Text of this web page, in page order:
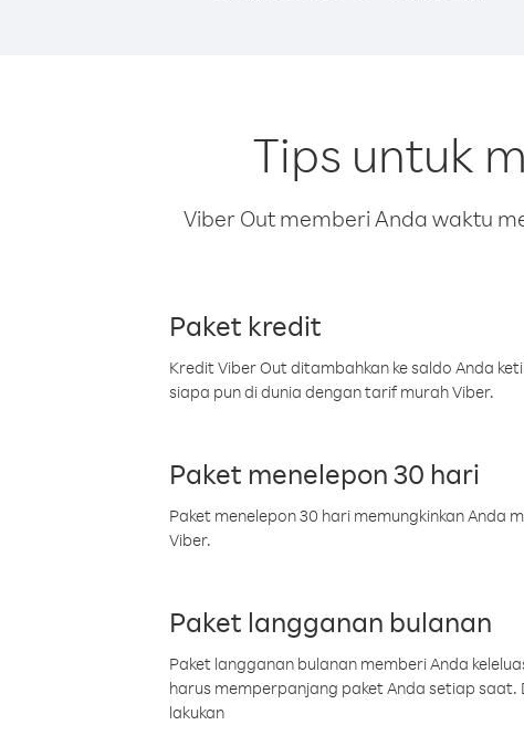
Tips untuk
Viber Out memberi Anda waktu
Paket kredit
Kredit Viber Out ditambahkan ke saldo Anda
siapa pun di dunia dengan tarif murah Viber.
Paket menelepon 30 hari
Paket menelepon 30 hari memungkinkan Anda
Viber.
Paket langganan bulanan
Paket langganan bulanan memberi Anda
harus memperpanjang paket Anda setiap
lakukan